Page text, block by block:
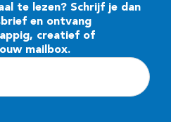
te lezen? Schrijf je dan
en ontvang
creatief of
mailbox.